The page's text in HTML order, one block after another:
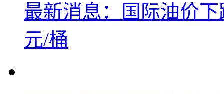
最新消息：国际油价
元/桶